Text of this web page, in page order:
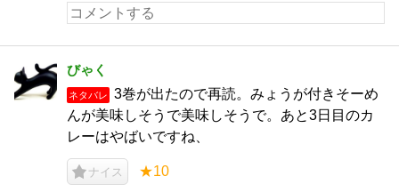
びゃく
ネタバレ
3巻が出たので再読。みょうが付きそーめ
んが美味しそうで美味しそうで。あと3日目のカ
レーはやばいですね、
ナイス ★10